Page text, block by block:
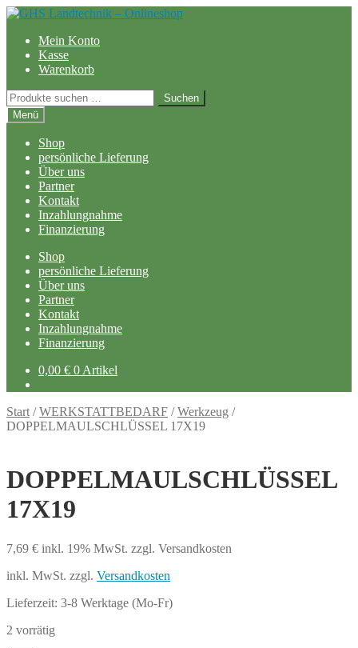
Zur
springen
Zum
springenMein Konto
Kasse
Warenkorb
Suchen
nach:
Suchen
Menü
Shop
persönliche Lieferung
Über uns
Partner
Kontakt
Inzahlungnahme
Finanzierung
Shop
persönliche Lieferung
Über uns
Partner
Kontakt
Inzahlungnahme
Finanzierung
0,00 € 0 Artikel
Start /WERKSTATTBEDARF /Werkzeug /
DOPPELMAULSCHLÜSSEL 17X19
DOPPELMAULSCHLÜSSEL
17X19
7,69 € inkl. 19% MwSt. zzgl. Versandkosten
inkl. MwSt. zzgl. Versandkosten
Lieferzeit: 3-8 Werktage (Mo-Fr)
2 vorrätig